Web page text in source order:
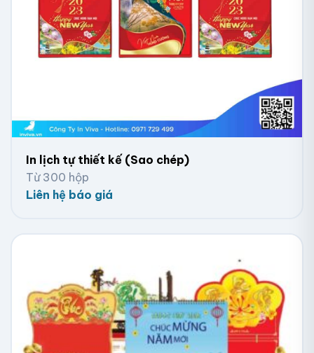
Phương pháp in lịch Tết số lượng ít Hà Nội
việc in lịch để bàn số lượng ít nhờ những ưu điểm vượt
trội: tiết kiệm thời gian với quá trình in nhanh chóng và
hiệu quả, tính linh hoạt cho phép thay đổi thiết kế dễ
dàng mà không cần tạo khuôn, tối ưu chi phí khi in số
lượng nhỏ và chất lượng in ấn cao với màu sắc sống
động, thông tin và hình ảnh sắc nét
Quy cách đặt in số lượng ít lịch Tết tại Viva
đó đội ngũ kinh doanh sẽ tư vấn và báo giá dịch vụ
phù hợp dựa trên kích thước, kiểu dáng, chất liệu và số
lượng lịch để bàn.
Thiết kế lịch để bàn:Khách hàng chọn mẫu thiết kế
từ kho template của Viva (cập nhật hàng năm). Viva
sẽ thiết kế và chỉnh sửa theo yêu cầu của khách hàng,
In lịch tự thiết kế (Sao chép)
Từ 300 hộp
Liên hệ báo giá